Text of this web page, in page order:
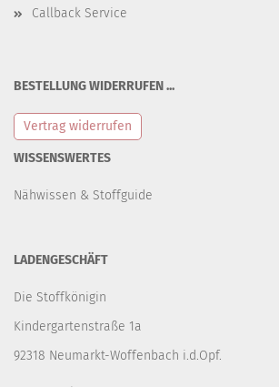
Callback Service
BESTELLUNG WIDERRUFEN ...
Vertrag widerrufen
WISSENSWERTES
Nähwissen & Stoffguide
LADENGESCHÄFT
Die Stoffkönigin
Kindergartenstraße 1a
92318 Neumarkt-Woffenbach i.d.Opf.